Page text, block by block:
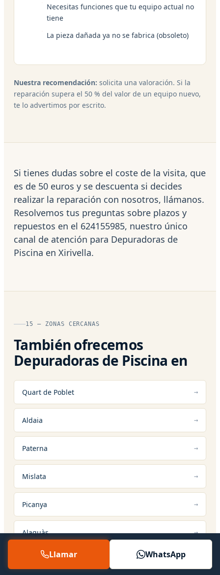
Necesitas funciones que tu equipo actual no
tiene
La pieza dañada ya no se fabrica (obsoleto)
Nuestra recomendación: solicita una valoración. Si la
reparación supera el 50 % del valor de un equipo nuevo,
te lo advertimos por escrito.
Si tienes dudas sobre el coste de la visita, que
es de 50 euros y se descuenta si decides
realizar la reparación con nosotros, llámanos.
Resolvemos tus preguntas sobre plazos y
repuestos en el 624155985, nuestro único
canal de atención para Depuradoras de
Piscina en Xirivella.
15 — ZONAS CERCANAS
También ofrecemos
Depuradoras de Piscina en
Quart de Poblet
Aldaia
Paterna
Mislata
Picanya
Alaquàs
Llamar WhatsApp